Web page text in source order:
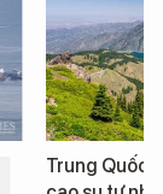
Quốc phát